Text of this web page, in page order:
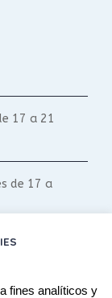
17 a 21
de 17 a
a 20.30
fines analíticos y